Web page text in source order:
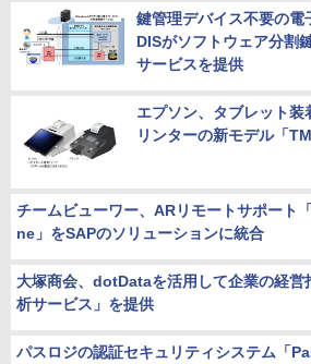
鍵管理デバイス不要の
DISがソフトウェア分割
サービスを提供
エプソン、タブレット
リンターの新モデル「
チームビューワー、ARリモートサポート
ne」をSAPのソリューションに統合
大塚商会、dotDataを活用して企業の経営
析サービス」を提供
パスロジの認証セキュリティシステム「